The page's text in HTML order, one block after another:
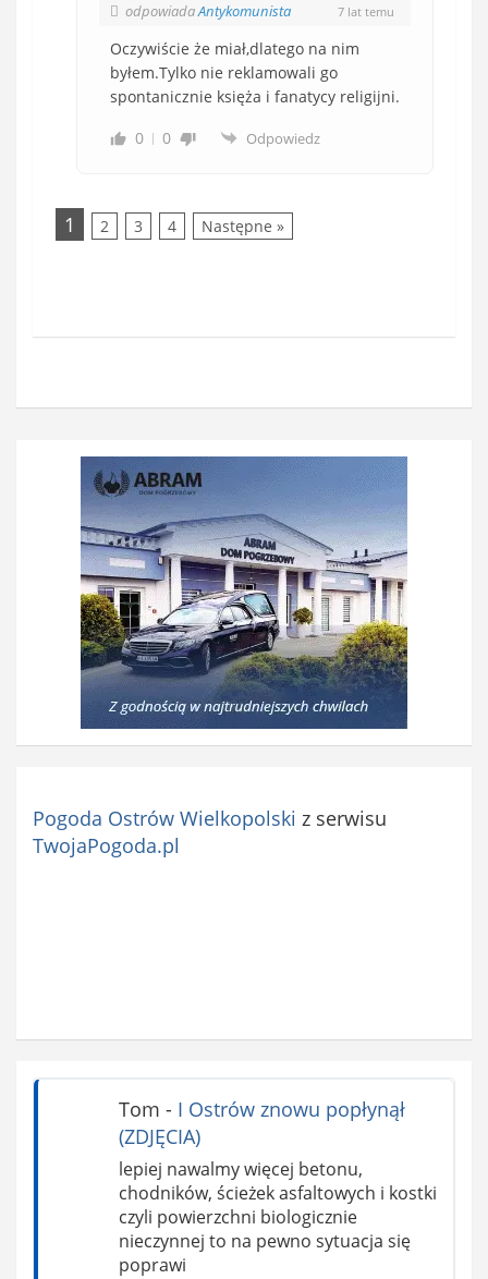
odpowiadaAntykomunista 7 lat temu
Oczywiście że miał,dlatego na nim
byłem.Tylko nie reklamowali go
spontanicznie księża i fanatycy religijni.
0
0 Odpowiedz
1 2 3 4 Następne »
Pogoda Ostrów Wielkopolski z serwisu
TwojaPogoda.pl
Tom - I Ostrów znowu popłynął
(ZDJĘCIA)
lepiej nawalmy więcej betonu,
chodników, ścieżek asfaltowych i kostki
czyli powierzchni biologicznie
nieczynnej to na pewno sytuacja się
poprawi